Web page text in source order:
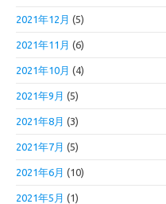
2021年12月 (5)
2021年11月 (6)
2021年10月 (4)
2021年9月 (5)
2021年8月 (3)
2021年7月 (5)
2021年6月 (10)
2021年5月 (1)